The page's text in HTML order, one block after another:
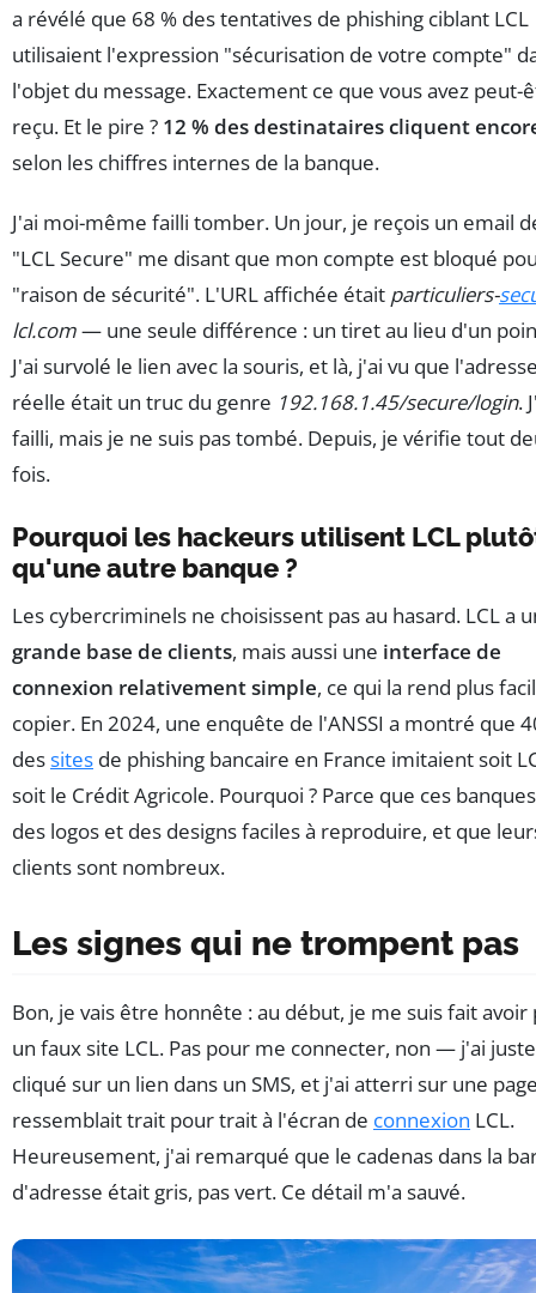
a révélé que 68 % des tentatives de phishing ciblant LCL
utilisaient l'expression "sécurisation de votre compte"
l'objet du message. Exactement ce que vous avez peut-
reçu. Et le pire ? 12 % des destinataires cliquent
selon les chiffres internes de la banque.
J'ai moi-même failli tomber. Un jour, je reçois un email
"LCL Secure" me disant que mon compte est bloqué
"raison de sécurité". L'URL affichée était particuliers-
lcl.com— une seule différence : un tiret au lieu d'un
J'ai survolé le lien avec la souris, et là, j'ai vu que
réelle était un truc du genre 192.168.1.45/secure/login.
failli, mais je ne suis pas tombé. Depuis, je vérifie tout
fois.
Pourquoi les hackeurs utilisent LCL
qu'une autre banque ?
Les cybercriminels ne choisissent pas au hasard. LCL a
grande base de clients, mais aussi une interface de
connexion relativement simple, ce qui la rend plus
copier. En 2024, une enquête de l'ANSSI a montré que
dessites de phishing bancaire en France imitaient soit
soit le Crédit Agricole. Pourquoi ? Parce que ces
des logos et des designs faciles à reproduire, et que
clients sont nombreux.
Les signes qui ne trompent pas
Bon, je vais être honnête : au début, je me suis fait avoir
un faux site LCL. Pas pour me connecter, non — j'ai juste
cliqué sur un lien dans un SMS, et j'ai atterri sur une
ressemblait trait pour trait à l'écran de connexion LCL.
Heureusement, j'ai remarqué que le cadenas dans la
d'adresse était gris, pas vert. Ce détail m'a sauvé.